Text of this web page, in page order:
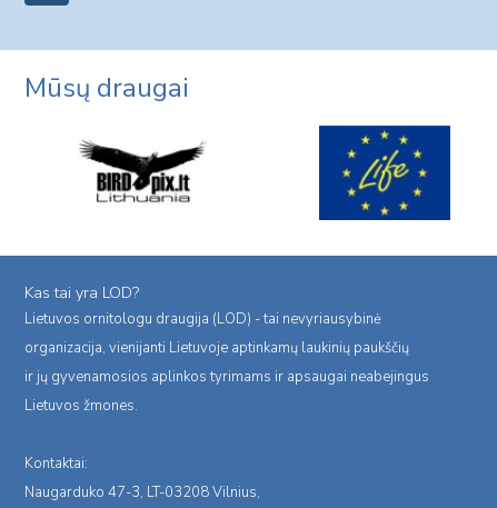
Mūsų draugai
Kas tai yra LOD?
Lietuvos ornitologu draugija (LOD) - tai nevyriausybinė
organizacija, vienijanti Lietuvoje aptinkamų laukinių paukščių
ir jų gyvenamosios aplinkos tyrimams ir apsaugai neabejingus
Lietuvos žmones.
Kontaktai:
Naugarduko 47-3, LT-03208 Vilnius,